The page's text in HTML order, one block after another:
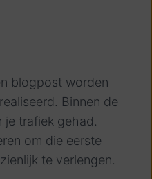
blogpost worden
Binnen de
je trafiek gehad.
om die eerste
te verlengen.